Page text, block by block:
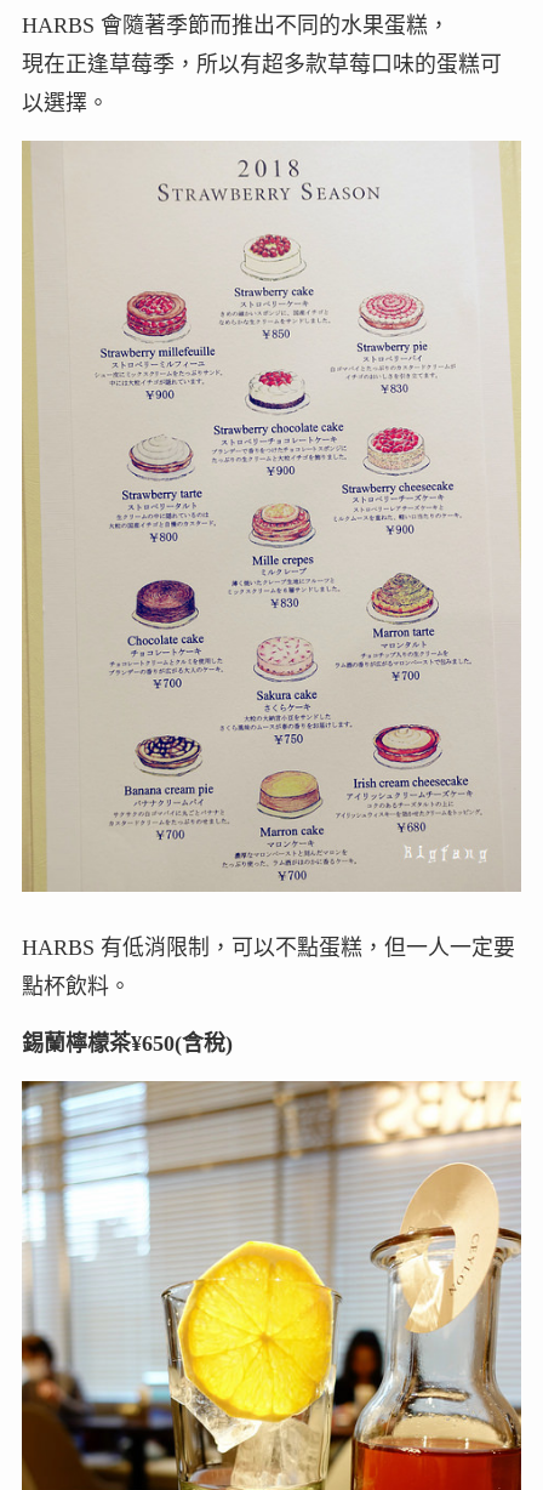
HARBS 會隨著季節而推出不同的水果蛋糕，
現在正逢草莓季，所以有超多款草莓口味的蛋糕可
以選擇。
HARBS 有低消限制，可以不點蛋糕，但一人一定要
點杯飲料。
錫蘭檸檬茶¥650(含稅)